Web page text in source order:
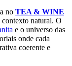
no TEA & WINE
contexto natural. O
e o universo das
onde cada
coerente e